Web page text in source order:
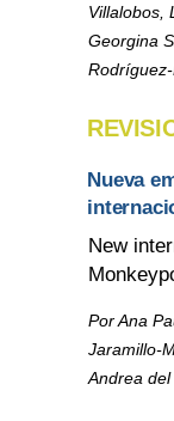
Villalobos,
Georgina
Nueva
New
Por Ana
Jaramillo-
Andrea